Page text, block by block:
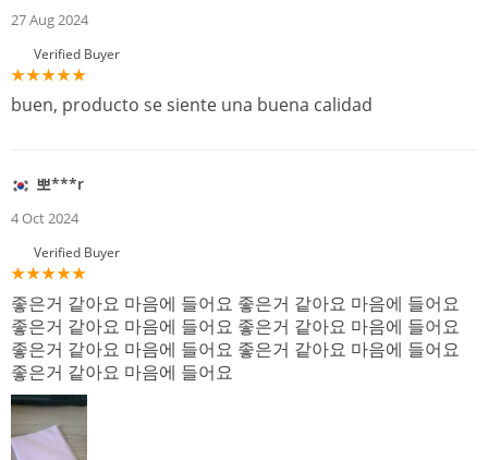
27 Aug 2024
Verified Buyer
buen, producto se siente una buena calidad
뽀***r
4 Oct 2024
Verified Buyer
좋은거 같아요 마음에 들어요 좋은거 같아요 마음에 들어요
좋은거 같아요 마음에 들어요 좋은거 같아요 마음에 들어요
좋은거 같아요 마음에 들어요 좋은거 같아요 마음에 들어요
좋은거 같아요 마음에 들어요